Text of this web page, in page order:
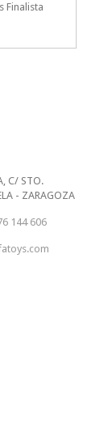
Finalista
C/ STO.
- ZARAGOZA
144 606